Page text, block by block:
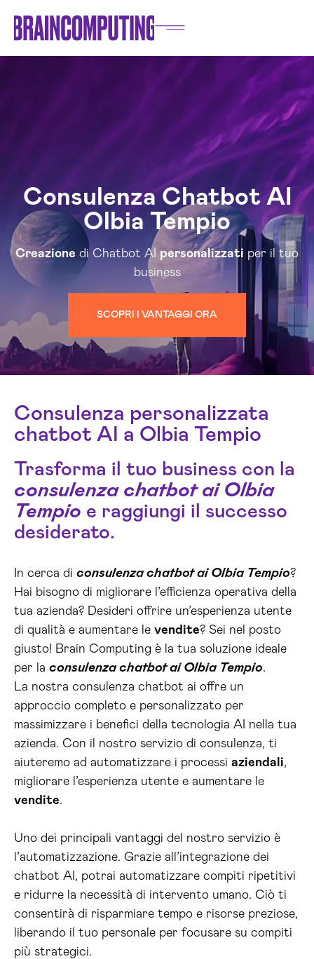
Consulenza Chatbot AI
Olbia Tempio
Creazione di Chatbot AI personalizzati per il tuo
business
SCOPRI I VANTAGGI ORA
Consulenza personalizzata
chatbot AI a Olbia Tempio
Trasforma il tuo business con la
consulenza chatbot ai Olbia
Tempio e raggiungi il successo
desiderato.
In cerca di consulenza chatbot ai Olbia Tempio?
Hai bisogno di migliorare l’efficienza operativa della
tua azienda? Desideri offrire un’esperienza utente
di qualità e aumentare le vendite? Sei nel posto
giusto! Brain Computing è la tua soluzione ideale
per la consulenza chatbot ai Olbia Tempio.
La nostra consulenza chatbot ai offre un
approccio completo e personalizzato per
massimizzare i benefici della tecnologia AI nella tua
azienda. Con il nostro servizio di consulenza, ti
aiuteremo ad automatizzare i processi aziendali,
migliorare l’esperienza utente e aumentare le
vendite.
Uno dei principali vantaggi del nostro servizio è
l’automatizzazione. Grazie all’integrazione dei
chatbot AI, potrai automatizzare compiti ripetitivi
e ridurre la necessità di intervento umano. Ciò ti
consentirà di risparmiare tempo e risorse preziose,
liberando il tuo personale per focusare su compiti
più strategici.